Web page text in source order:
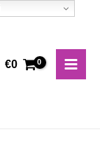
€0
Main